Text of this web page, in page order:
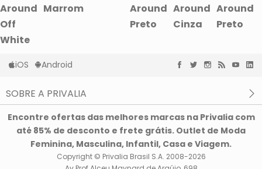
Around
Off
White
Marrom
Around
Preto
Around
Cinza
Around
Preto
iOS Android
SOBRE A PRIVALIA
Privacidade e Cookies
Condições de uso
Encontre ofertas das melhores marcas na Privalia com
até 85% de desconto e frete grátis. Outlet de Moda
Feminina, Masculina, Infantil, Casa e Viagem.
Copyright © Privalia Brasil S.A. 2008-2026